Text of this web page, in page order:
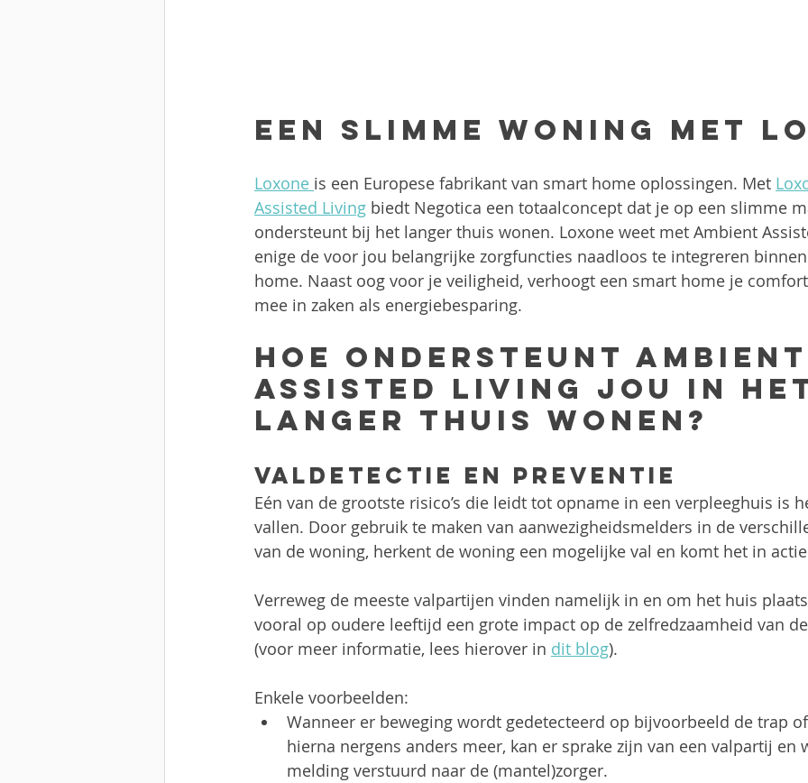
Een slimme woning met
Loxone is een Europese fabrikant van smart home oplossingen. Met
Assisted Living biedt Negotica een totaalconcept dat je op een slimme
ondersteunt bij het langer thuis wonen. Loxone weet met Ambient
enige de voor jou belangrijke zorgfuncties naadloos te integreren
home. Naast oog voor je veiligheid, verhoogt een smart home je
mee in zaken als energiebesparing.
Hoe ondersteunt Ambient
Assisted Living jou in
langer thuis wonen?
Valdetectie en preventie
Eén van de grootste risico’s die leidt tot opname in een verpleeghuis is
vallen. Door gebruik te maken van aanwezigheidsmelders in de
van de woning, herkent de woning een mogelijke val en komt het in
Verreweg de meeste valpartijen vinden namelijk in en om het huis
vooral op oudere leeftijd een grote impact op de zelfredzaamheid van
(voor meer informatie, lees hierover in dit blog).
Enkele voorbeelden:
Wanneer er beweging wordt gedetecteerd op bijvoorbeeld de trap
hierna nergens anders meer, kan er sprake zijn van een valpartij en
melding verstuurd naar de (mantel)zorger.